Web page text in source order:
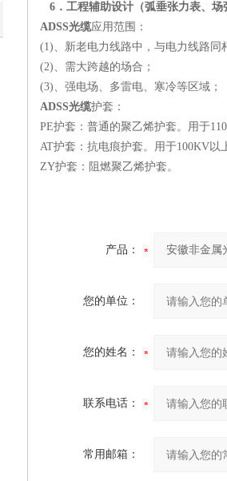
6．工程辅助设计（弧垂张力表、场
ADSS光缆应用范围：
(1)、新老电力线路中，与电力线路同
(2)、需大跨越的场合；
(3)、强电场、多雷电、寒冷等区域；
ADSS光缆护套：
PE护套：普通的聚乙烯护套。用于
AT护套：抗电痕护套。用于100KV以
ZY护套：阻燃聚乙烯护套。
产品：
您的单位：
您的姓名：
联系电话：
常用邮箱：